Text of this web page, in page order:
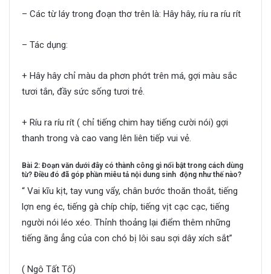
– Các từ láy trong đoạn thơ trên là: Hây hây, ríu ra ríu rít
– Tác dụng:
+ Hây hây chỉ màu da phơn phớt trên má, gợi màu sắc
tươi tắn, đầy sức sống tươi trẻ.
+ Ríu ra ríu rít ( chỉ tiếng chim hay tiếng cười nói) gợi
thanh trong và cao vang lên liên tiếp vui vẻ.
Bài 2: Đoạn văn dưới đây có thành công gì nổi bật trong cách dùng
từ? Điều đó đã góp phần miêu tả nội dung sinh động như thế nào?
“ Vai kĩu kịt, tay vung vẩy, chân bước thoăn thoắt, tiếng
lợn eng éc, tiếng gà chíp chíp, tiếng vịt cạc cạc, tiếng
người nói léo xéo. Thỉnh thoảng lại điểm thêm những
tiếng ăng ẳng của con chó bị lôi sau sợi dây xích sắt”
( Ngô Tất Tố)